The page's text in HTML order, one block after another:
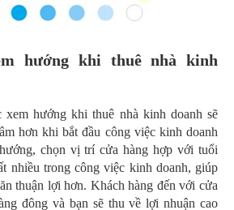
hướng khi thuê nhà kinh
hướng khi thuê nhà kinh doanh sẽ
hơn khi bắt đầu công việc kinh doanh
chọn vị trí cửa hàng hợp với tuổi
nhiều trong công việc kinh doanh, giúp
thuận lợi hơn. Khách hàng đến với cửa
đông và bạn sẽ thu về lợi nhuận cao